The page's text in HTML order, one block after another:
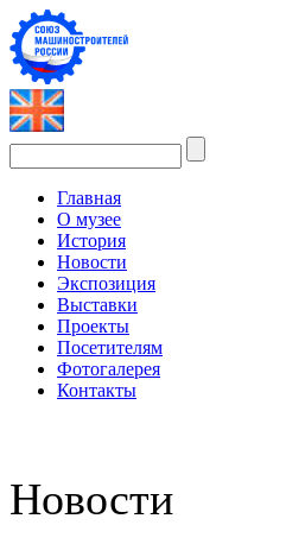
Главная
О музее
История
Новости
Экспозиция
Выставки
Проекты
Посетителям
Фотогалерея
Контакты
Новости